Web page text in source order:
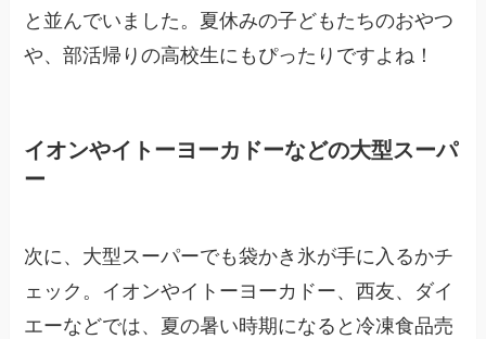
と並んでいました。夏休みの子どもたちのおやつ
や、部活帰りの高校生にもぴったりですよね！
イオンやイトーヨーカドーなどの大型スーパ
ー
次に、大型スーパーでも袋かき氷が手に入るかチ
ェック。イオンやイトーヨーカドー、西友、ダイ
エーなどでは、夏の暑い時期になると冷凍食品売